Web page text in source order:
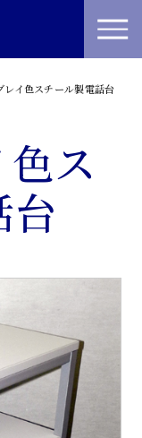
レイ色スチール製電話台
ス
台